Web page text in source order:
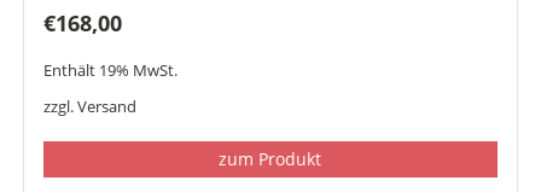
€168,00
Enthält 19% MwSt.
zzgl.Versand
zum Produkt